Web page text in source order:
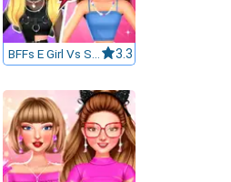
3.3